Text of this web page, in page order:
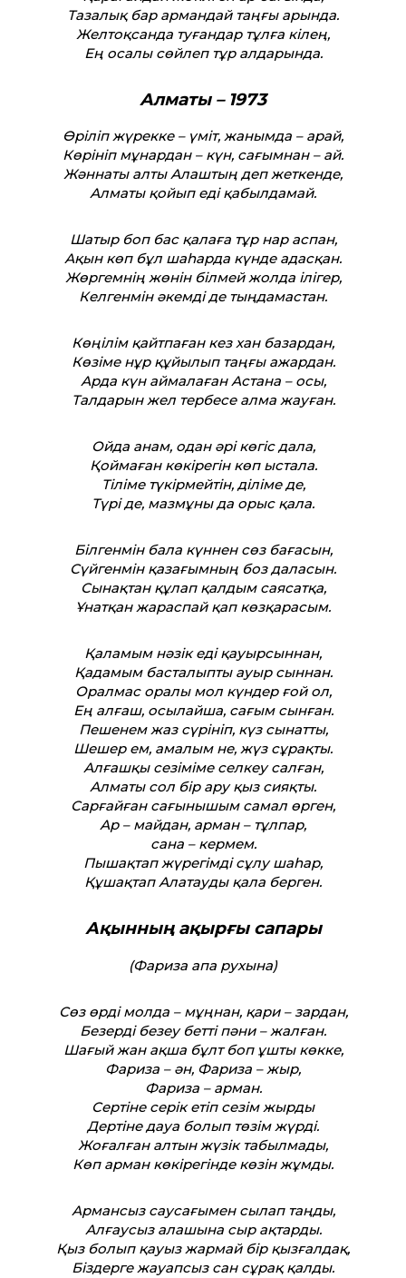
Тазалық бар армандай таңғы арында.
Желтоқсанда туғандар тұлға кілең,
Ең осалы сөйлеп тұр алдарында.
Алматы – 1973
Өріліп жүрекке – үміт, жанымда – арай,
Көрініп мұнардан – күн, сағымнан – ай.
Жәннаты алты Алаштың деп жеткенде,
Алматы қойып еді қабылдамай.
Шатыр боп бас қалаға тұр нар аспан,
Ақын көп бұл шаһарда күнде адасқан.
Жөргемнің жөнін білмей жолда ілігер,
Келгенмін әкемді де тыңдамастан.
Көңілім қайтпаған кез хан базардан,
Көзіме нұр құйылып таңғы ажардан.
Арда күн аймалаған Астана – осы,
Талдарын жел тербесе алма жауған.
Ойда анам, одан әрі көгіс дала,
Қоймаған көкірегін көп ыстала.
Тіліме түкірмейтін, діліме де,
Түрі де, мазмұны да орыс қала.
Білгенмін бала күннен сөз бағасын,
Сүйгенмін қазағымның боз даласын.
Сынақтан құлап қалдым саясатқа,
Ұнатқан жараспай қап көзқарасым.
Қаламым нәзік еді қауырсыннан,
Қадамым басталыпты ауыр сыннан.
Оралмас оралы мол күндер ғой ол,
Ең алғаш, осылайша, сағым сынған.
Пешенем жаз сүрініп, күз сынат­ты,
Шешер ем, амалым не, жүз сұрақты.
Алғашқы сезіміме селкеу салған,
Алматы сол бір ару қыз сияқты.
Сарғайған сағынышым самал өрген,
Ар – майдан, арман – тұлпар,
сана – кермем.
Пышақтап жүрегімді сұлу шаһар,
Құшақтап Алатауды қала берген.
Ақынның ақырғы сапары
(Фариза апа рухына)
Сөз өрді молда – мұңнан, қари – зардан,
Безерді безеу бет­ті пәни – жалған.
Шағый жан ақша бұлт боп ұшты көкке,
Фариза – ән, Фариза – жыр,
Фариза – арман.
Сертіне серік етіп сезім жырды
Дертіне дауа болып төзім жүрді.
Жоғалған алтын жүзік табылмады,
Көп арман көкірегінде көзін жұмды.
Армансыз саусағымен сылап таңды,
Алғаусыз алашына сыр ақтарды.
Қыз болып қауыз жармай бір қызғалдақ,
Біздерге жауапсыз сан сұрақ қалды.